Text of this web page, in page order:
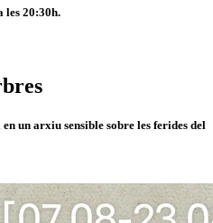
les 20:30h.
un arxiu sensible sobre les ferides del